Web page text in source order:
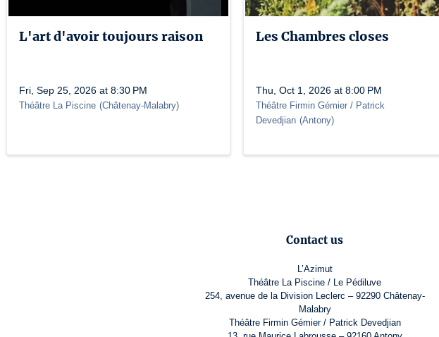
L'art d'avoir toujours raison
Fri, Sep 25, 2026 at 8:30 PM
Théâtre La Piscine (Châtenay-Malabry)
Les Chambres closes
Thu, Oct 1, 2026 at 8:00 PM
Théâtre Firmin Gémier / Patrick
Devedjian (Antony)
Contact us
L’Azimut
Théâtre La Piscine / Le Pédiluve
254, avenue de la Division Leclerc – 92290 Châtenay-
Malabry
Théâtre Firmin Gémier / Patrick Devedjian